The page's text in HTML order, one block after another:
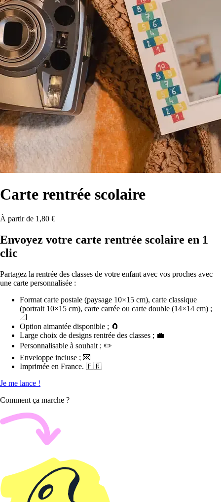
Carte rentrée scolaire
À partir de 1,80 €
Envoyez votre carte rentrée scolaire en 1
clic
Partagez la rentrée des classes de votre enfant avec vos proches avec
une carte personnalisée :
Format carte postale (paysage 10×15 cm), carte classique
(portrait 10×15 cm), carte carrée ou carte double (14×14 cm) ;
📐
Option aimantée disponible ; 🧲
Large choix de designs rentrée des classes ; 💼
Personnalisable à souhait ; ✏️
Enveloppe incluse ; 💌
Imprimée en France. 🇫🇷
Je me lance !
Comment ça marche ?